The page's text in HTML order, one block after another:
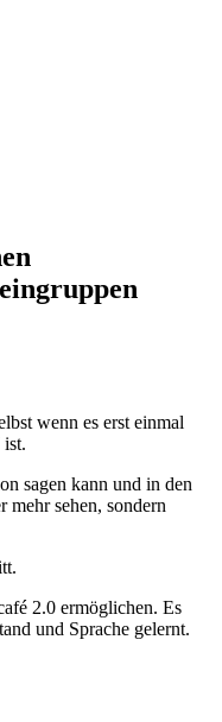
wenn es erst einmal
ist.
sagen kann und in den
mehr sehen, sondern
2.0 ermöglichen. Es
und Sprache gelernt.